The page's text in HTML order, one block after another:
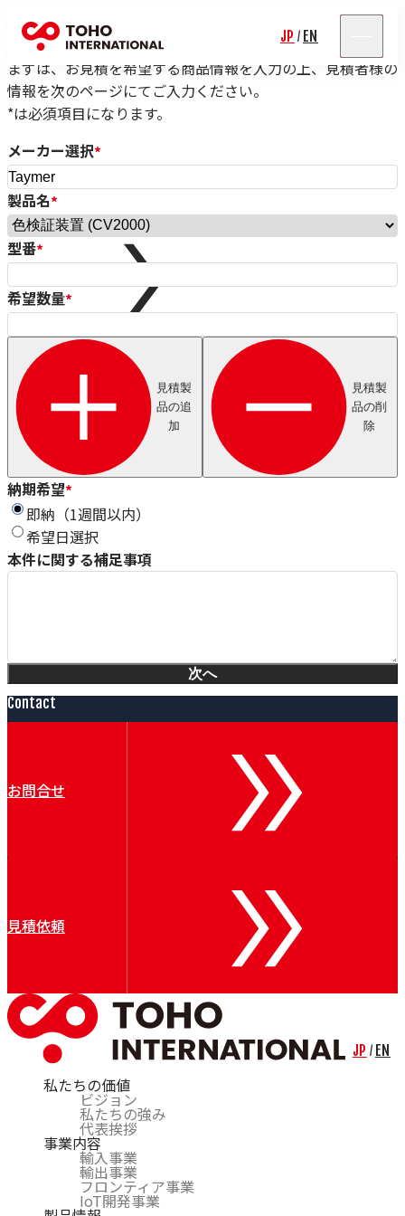
JP / EN
見積依頼フォーム
まずは、お見積を希望する商品情報を入力の上、見積者様の
情報を次のページにてご入力ください。
*は必須項目になります。
メーカー選択*
Rolf Schlicht
Niwar
Pressure Welding Machines（PWM）
エス.エー.ジャパン
Fort Wayne Wire Die
Proton Products
Paramount Die
Axjo
HUESTIS
Sjogren
泉ダイス
GECA-TAPES
Witechs
ピュアオンジャパン
Magnetic Technologies
Mobac
CERSA-MCI
Lian
製品名*
型番*
希望数量*
見積製
品の追
加
見積製
品の削
除
納期希望*
即納（1週間以内）
希望日選択
本件に関する補足事項
次へ
Contact
お問合せ
見積依頼
私たちの価値
ビジョン
私たちの強み
代表挨拶
事業内容
輸入事業
輸出事業
フロンティア事業
IoT開発事業
JP / EN